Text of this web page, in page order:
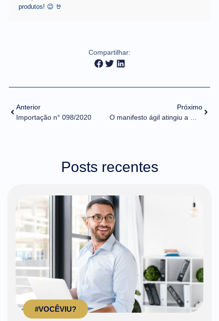
produtos! 😉 🤘
Compartilhar:
Anterior
Importação n° 098/2020
Próximo
Posts recentes
#VOCÊVIU?